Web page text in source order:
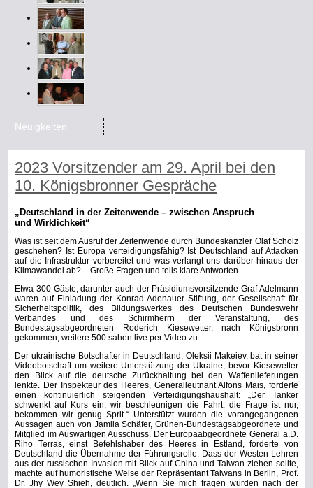
Neuigkeiten
2023 Vorsitzender am 29. April bei den
10. Königsbronner Gespräche
„Deutschland in der Zeitenwende – zwischen Anspruch
und Wirklichkeit“
Was ist seit dem Ausruf der Zeitenwende durch Bundeskanzler Olaf Scholz
geschehen? Ist Europa verteidigungsfähig? Ist Deutschland auf Attacken
auf die Infrastruktur vorbereitet und was verlangt uns darüber hinaus der
Klimawandel ab? – Große Fragen und teils klare Antworten.
Etwa 300 Gäste, darunter auch der Präsidiumsvorsitzende Graf Adelmann
waren auf Einladung der Konrad Adenauer Stiftung, der Gesellschaft für
Sicherheitspolitik, des Bildungswerkes des Deutschen Bundeswehr
Verbandes und des Schirmherrn der Veranstaltung, des
Bundestagsabgeordneten Roderich Kiesewetter, nach Königsbronn
gekommen, weitere 500 sahen live per Video zu.
Der ukrainische Botschafter in Deutschland, Oleksii Makeiev, bat in seiner
Videobotschaft um weitere Unterstützung der Ukraine, bevor Kiesewetter
den Blick auf die deutsche Zurückhaltung bei den Waffenlieferungen
lenkte. Der Inspekteur des Heeres, Generalleutnant Alfons Mais, forderte
einen kontinuierlich steigenden Verteidigungshaushalt: „Der Tanker
schwenkt auf Kurs ein, wir beschleunigen die Fahrt, die Frage ist nur,
bekommen wir genug Sprit.“ Unterstützt wurden die vorangegangenen
Aussagen auch von Jamila Schäfer, Grünen-Bundestagsabgeordnete und
Mitglied im Auswärtigen Ausschuss. Der Europaabgeordnete General a.D.
Riho Terras, einst Befehlshaber des Heeres in Estland, forderte von
Deutschland die Übernahme der Führungsrolle. Dass der Westen Lehren
aus der russischen Invasion mit Blick auf China und Taiwan ziehen sollte,
machte auf humoristische Weise der Repräsentant Taiwans in Berlin, Prof.
Dr. Jhy Wey Shieh, deutlich. „Wenn Sie mich fragen würden nach der